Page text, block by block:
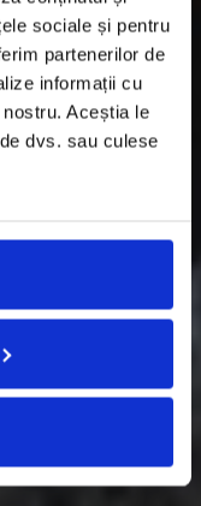
sociale și pentru
partenerilor de
informații cu
Aceștia le
dvs. sau culese